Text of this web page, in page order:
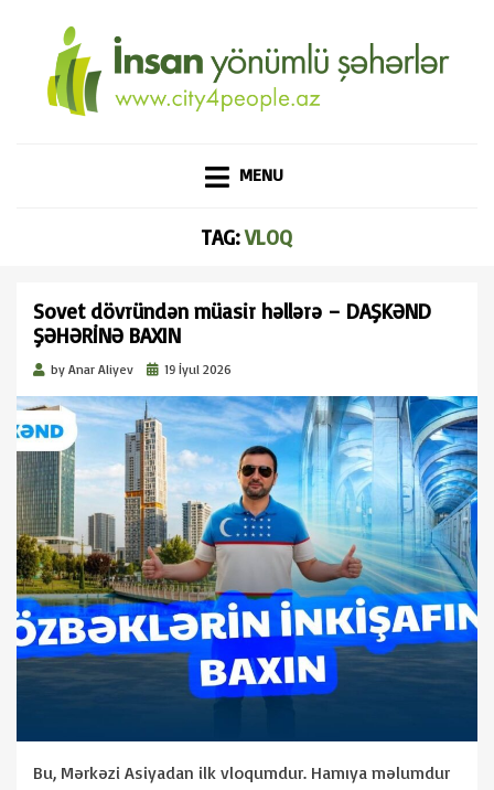
ŞƏHƏRLƏR
Skip
content
MENU
TAG:VLOQ
Sovet dövründən müasir həllərə – DAŞKƏND
ŞƏHƏRİNƏ BAXIN
by Anar Aliyev
Posted
19 İyul 2026
Bu, Mərkəzi Asiyadan ilk vloqumdur. Hamıya məlumdur